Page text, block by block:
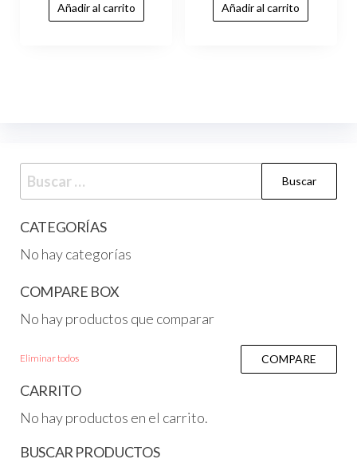
Añadir al carrito Añadir al carrito
CATEGORÍAS
No hay categorías
COMPARE BOX
No hay productos que comparar
Eliminar todos COMPARE
CARRITO
No hay productos en el carrito.
BUSCAR PRODUCTOS